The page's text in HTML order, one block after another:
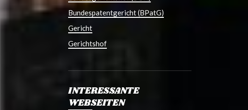
Bundespatentgericht (BPatG)
Gericht
Gerichtshof
INTERESSANTE
WEBSEITEN